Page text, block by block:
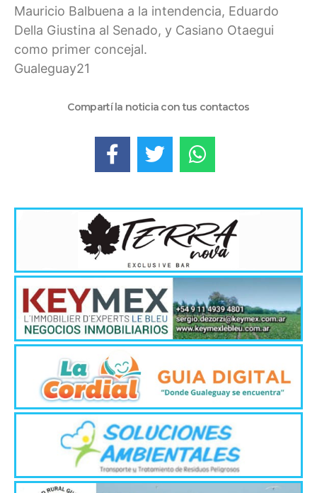
Mauricio Balbuena a la intendencia, Eduardo
Della Giustina al Senado, y Casiano Otaegui
como primer concejal.
Gualeguay21
Compartí la noticia con tus contactos